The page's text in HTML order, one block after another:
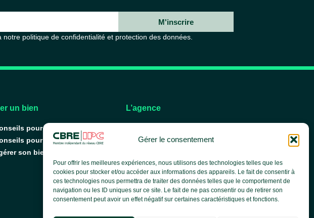
Gérer le consentement
Pour offrir les meilleures expériences, nous utilisons des technologies telles que les
cookies pour stocker et/ou accéder aux informations des appareils. Le fait de consentir à
ces technologies nous permettra de traiter des données telles que le comportement de
navigation ou les ID uniques sur ce site. Le fait de ne pas consentir ou de retirer son
consentement peut avoir un effet négatif sur certaines caractéristiques et fonctions.
M'inscrire
notre politique de confidentialité et protection des données.
un bien
pour vendre
pour louer
son bien
L’agence
Nos services
Le groupe CBRE
Actualités